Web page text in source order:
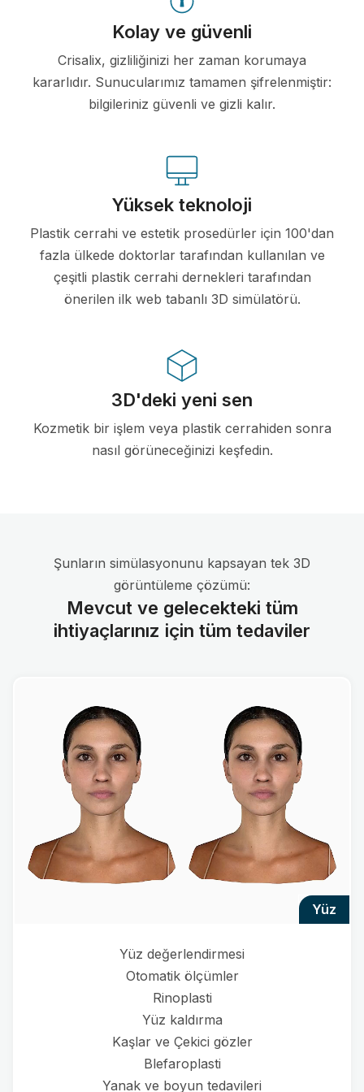
Kolay ve güvenli
Crisalix, gizliliğinizi her zaman korumaya
kararlıdır. Sunucularımız tamamen şifrelenmiştir:
bilgileriniz güvenli ve gizli kalır.
Yüksek teknoloji
Plastik cerrahi ve estetik prosedürler için 100'dan
fazla ülkede doktorlar tarafından kullanılan ve
çeşitli plastik cerrahi dernekleri tarafından
önerilen ilk web tabanlı 3D simülatörü.
3D'deki yeni sen
Kozmetik bir işlem veya plastik cerrahiden sonra
nasıl görüneceğinizi keşfedin.
Şunların simülasyonunu kapsayan tek 3D
görüntüleme çözümü:
Mevcut ve gelecekteki tüm
ihtiyaçlarınız için tüm tedaviler
yüz
Yüz değerlendirmesi
Otomatik ölçümler
Rinoplasti
Yüz kaldırma
Kaşlar ve Çekici gözler
Blefaroplasti
Yanak ve boyun tedavileri